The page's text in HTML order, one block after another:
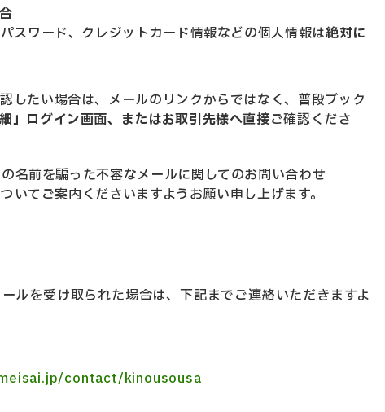
スワード、クレジットカード情報などの個人情報は絶対に
したい場合は、メールのリンクからではなく、普段ブック
」ログイン画面、またはお取引先様へ直接ご確認くださ
前を騙った不審なメールに関してのお問い合わせ
いてご案内くださいますようお願い申し上げます。
ルを受け取られた場合は、下記までご連絡いただきますよ
contact/kinousousa